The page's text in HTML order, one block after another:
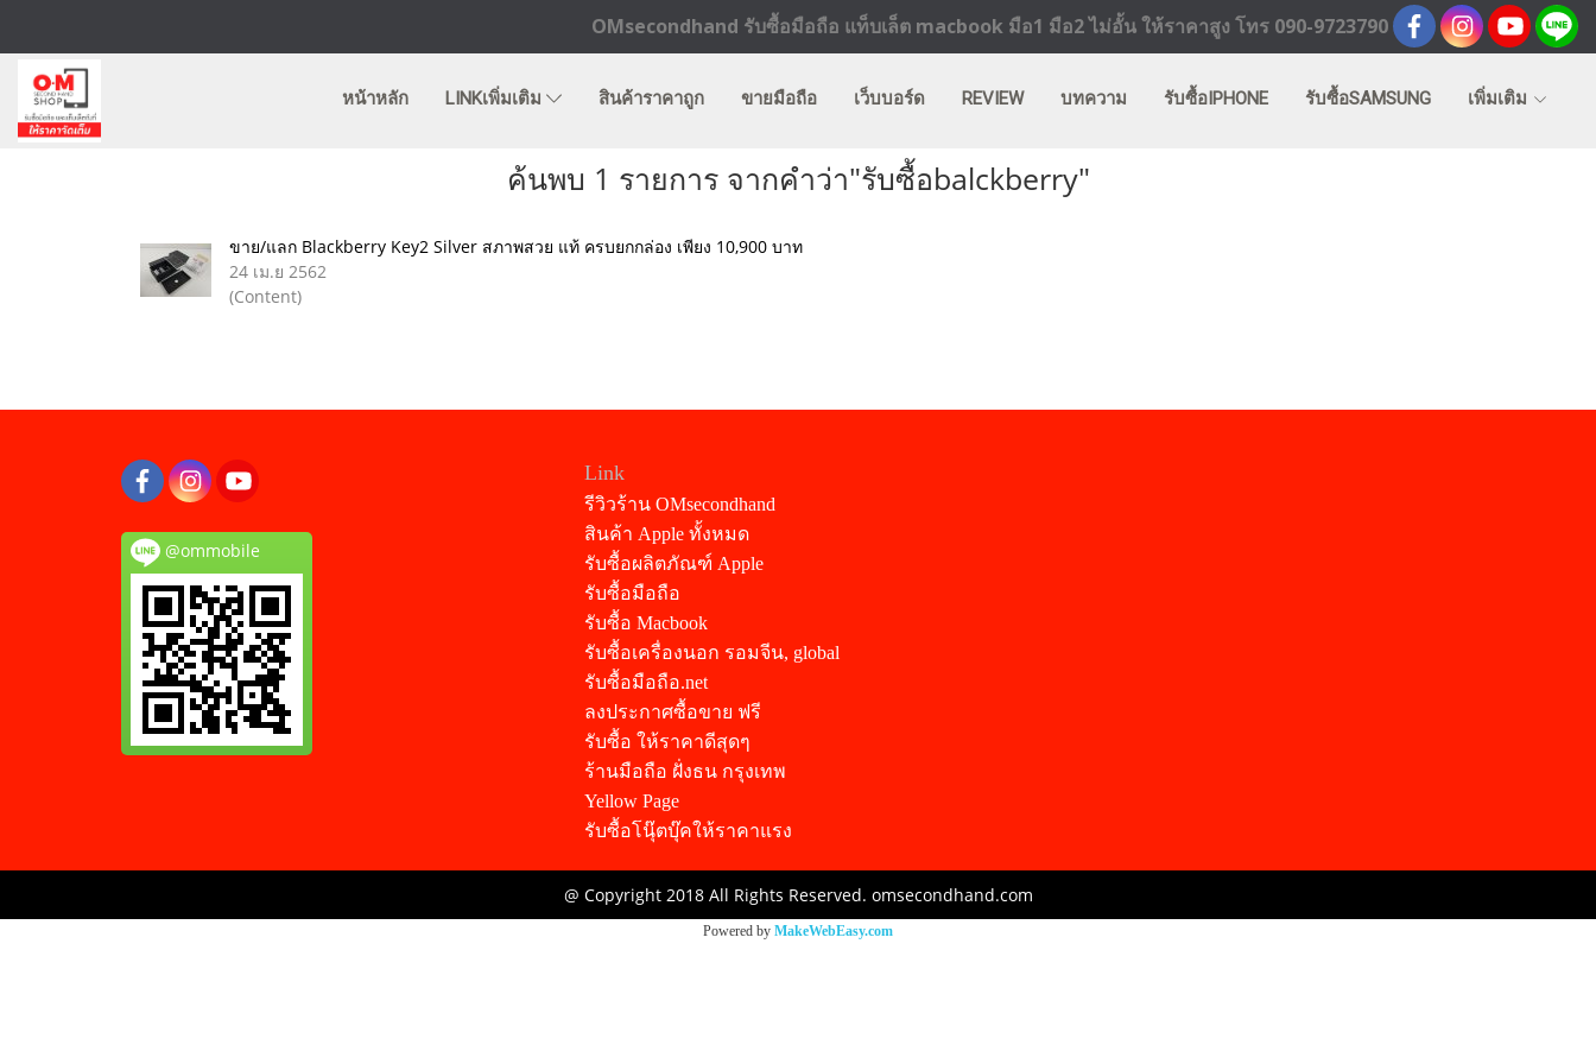
OMsecondhand รับซื้อมือถือ แท็บเล็ต macbook มือ1 มือ2 ไม่อั้น ให้ราคาสูง โทร 090-9723790
หน้าหลัก LINKเพิ่มเติม สินค้าราคาถูก ขายมือถือ เว็บบอร์ด REVIEW บทความ รับซื้อIPHONE รับซื้อSAMSUNG เพิ่มเติม
ค้นพบ 1 รายการ จากคำว่า"รับซื้อbalckberry"
ขาย/แลก Blackberry Key2 Silver สภาพสวย แท้ ครบยกกล่อง เพียง 10,900 บาท
24 เม.ย 2562
(Content)
@ommobile
Link
รีวิวร้าน OMsecondhand
สินค้า Apple ทั้งหมด
รับซื้อผลิตภัณฑ์ Apple
รับซื้อมือถือ
รับซื้อ Macbook
รับซื้อเครื่องนอก รอมจีน, global
รับซื้อมือถือ.net
ลงประกาศซื้อขาย ฟรี
รับซื้อ ให้ราคาดีสุดๆ
ร้านมือถือ ฝั่งธน กรุงเทพ
Yellow Page
รับซื้อโนุ๊ตบุ๊คให้ราคาแรง
@ Copyright 2018 All Rights Reserved. omsecondhand.com
Powered by MakeWebEasy.com